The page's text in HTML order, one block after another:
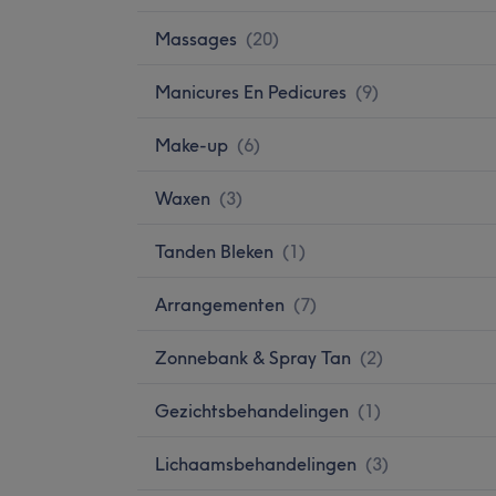
Massages (20)
Manicures En Pedicures (9)
Make-up (6)
Waxen (3)
Tanden Bleken (1)
Arrangementen (7)
Zonnebank & Spray Tan (2)
Gezichtsbehandelingen (1)
Lichaamsbehandelingen (3)